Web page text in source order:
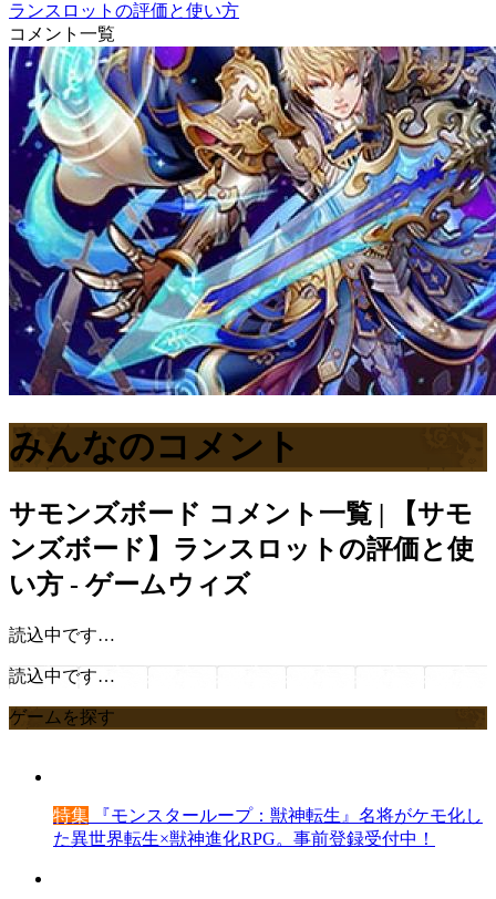
ランスロットの評価と使い方
コメント一覧
みんなのコメント
サモンズボード コメント一覧 | 【サモ
ンズボード】ランスロットの評価と使
い方 - ゲームウィズ
読込中です…
読込中です…
ゲームを探す
特集 『モンスターループ：獣神転生』名将がケモ化し
た異世界転生×獣神進化RPG。事前登録受付中！